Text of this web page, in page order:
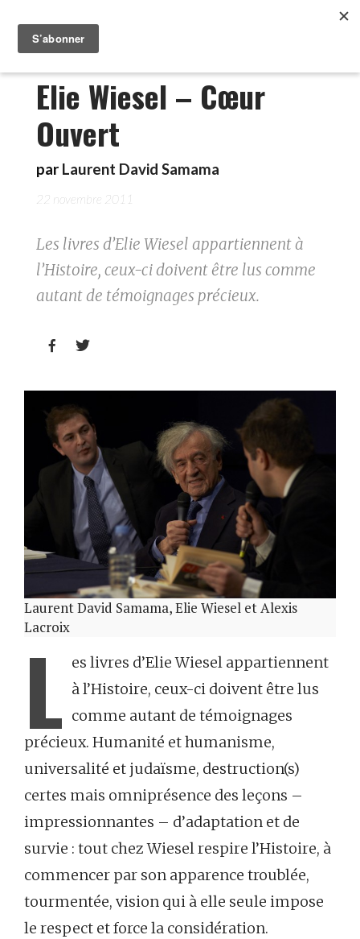
Elie Wiesel – Cœur
Ouvert
par Laurent David Samama
22 novembre 2011
Les livres d’Elie Wiesel appartiennent à
l’Histoire, ceux-ci doivent être lus comme
autant de témoignages précieux.
 
Laurent David Samama, Elie Wiesel et Alexis
Lacroix
L es livres d’Elie Wiesel appartiennent
à l’Histoire, ceux-ci doivent être lus
comme autant de témoignages
précieux. Humanité et humanisme,
universalité et judaïsme, destruction(s)
certes mais omniprésence des leçons –
impressionnantes – d’adaptation et de
survie : tout chez Wiesel respire l’Histoire, à
commencer par son apparence troublée,
tourmentée, vision qui à elle seule impose
le respect et force la considération.